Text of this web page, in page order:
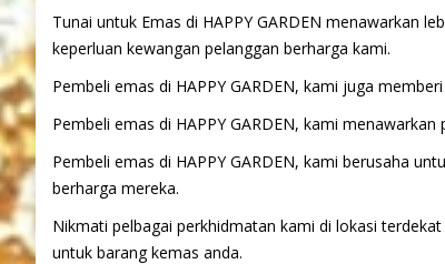
Tunai untuk Emas di HAPPY GARDEN menawarkan
keperluan kewangan pelanggan berharga kami.
Pembeli emas di HAPPY GARDEN, kami juga
Pembeli emas di HAPPY GARDEN, kami
Pembeli emas di HAPPY GARDEN, kami berusaha
berharga mereka.
Nikmati pelbagai perkhidmatan kami di lokasi
untuk barang kemas anda.